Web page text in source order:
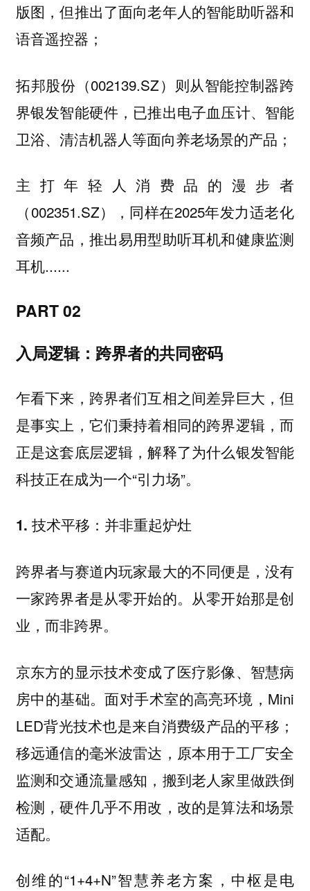
版图，但推出了面向老年人的智能助听器和
语音遥控器；
拓邦股份（002139.SZ）则从智能控制器跨
界银发智能硬件，已推出电子血压计、智能
卫浴、清洁机器人等面向养老场景的产品；
主打年轻人消费品的漫步者
（002351.SZ），同样在2025年发力适老化
音频产品，推出易用型助听耳机和健康监测
耳机......
PART 02
入局逻辑：跨界者的共同密码
乍看下来，跨界者们互相之间差异巨大，但
是事实上，它们秉持着相同的跨界逻辑，而
正是这套底层逻辑，解释了为什么银发智能
科技正在成为一个“引力场”。
1. 技术平移：并非重起炉灶
跨界者与赛道内玩家最大的不同便是， 没有
一家跨界者是从零开始的。从零开始那是创
业，而非跨界。
京东方的显示技术变成了医疗影像、智慧病
房中的基础。面对手术室的高亮环境，Mini
LED背光技术也是来自消费级产品的平移；
移远通信的毫米波雷达，原本用于工厂安全
监测和交通流量感知，搬到老人家里做跌倒
检测，硬件几乎不用改，改的是算法和场景
适配。
创维的“1+4+N”智慧养老方案，中枢是电